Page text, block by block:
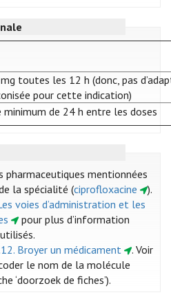
toutes les 12 h (donc, pas
pour cette indication)
de 24 h entre les doses
pharmaceutiques mentionnées
la spécialité (ciprofloxacine ).
voies d’administration et les
pour plus d’information
Broyer un médicament
. Voir
le nom de la molécule
‘doorzoek de fiches’).